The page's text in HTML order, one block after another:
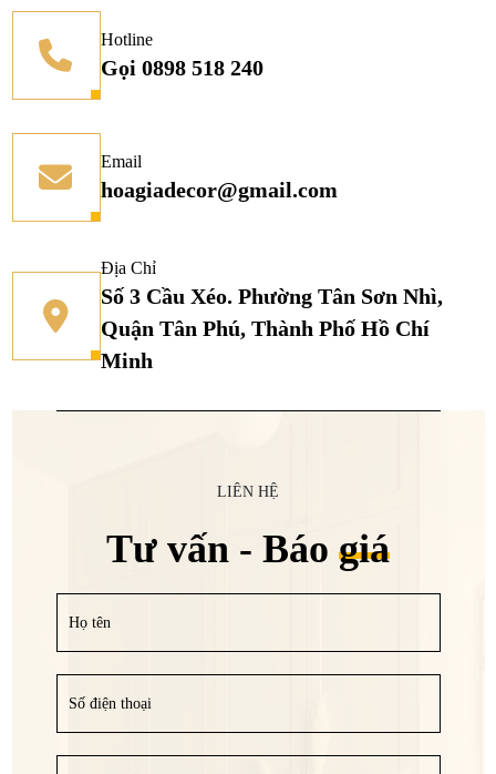
Hotline
Gọi 0898 518 240
Email
hoagiadecor@gmail.com
Địa Chỉ
Số 3 Cầu Xéo. Phường Tân Sơn Nhì,
Quận Tân Phú, Thành Phố Hồ Chí
Minh
LIÊN HỆ
Tư vấn - Báo giá